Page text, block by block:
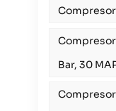
Compresor
Compresor
Bar, 30
Compresor